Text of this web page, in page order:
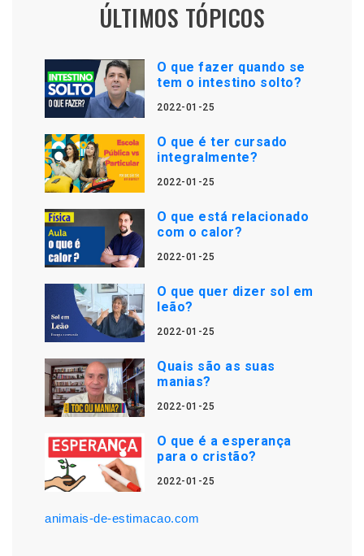
ÚLTIMOS TÓPICOS
O que fazer quando se
tem o intestino solto?
2022-01-25
O que é ter cursado
integralmente?
2022-01-25
O que está relacionado
com o calor?
2022-01-25
O que quer dizer sol em
leão?
2022-01-25
Quais são as suas
manias?
2022-01-25
O que é a esperança
para o cristão?
2022-01-25
animais-de-estimacao.com